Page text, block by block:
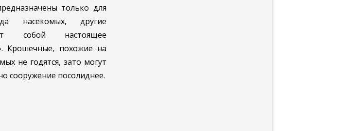
только для
насекомых, другие
собой настоящее
Крошечные, похожие на
не годятся, зато могут
сооружение посолиднее.